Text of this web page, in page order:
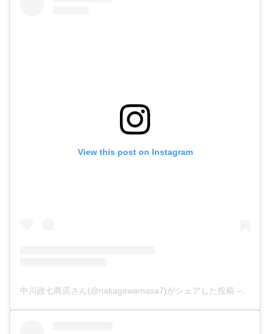
View this post on Instagram
中川政七商店さん(@nakagawamasa7)がシェアした投稿 –